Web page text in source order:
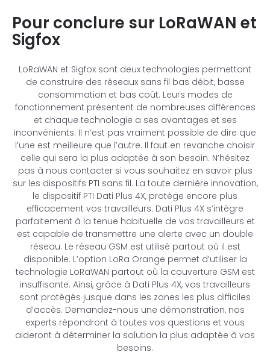
Pour conclure sur LoRaWAN et
Sigfox
LoRaWAN et Sigfox sont deux technologies permettant
de construire des réseaux sans fil bas débit, basse
consommation et bas coût. Leurs modes de
fonctionnement présentent de nombreuses différences
et chaque technologie a ses avantages et ses
inconvénients. Il n’est pas vraiment possible de dire que
l’une est meilleure que l’autre. Il faut en revanche choisir
celle qui sera la plus adaptée à son besoin. N’hésitez
pas à nous contacter si vous souhaitez en savoir plus
sur les dispositifs PTI sans fil. La toute dernière innovation,
le dispositif PTI Dati Plus 4X, protège encore plus
efficacement vos travailleurs. Dati Plus 4X s’intègre
parfaitement à la tenue habituelle de vos travailleurs et
est capable de transmettre une alerte avec un double
réseau. Le réseau GSM est utilisé partout où il est
disponible. L’option LoRa Orange permet d’utiliser la
technologie LoRaWAN partout où la couverture GSM est
insuffisante. Ainsi, grâce à Dati Plus 4X, vos travailleurs
sont protégés jusque dans les zones les plus difficiles
d’accès. Demandez-nous une démonstration, nos
experts répondront à toutes vos questions et vous
aideront à déterminer la solution la plus adaptée à vos
besoins.